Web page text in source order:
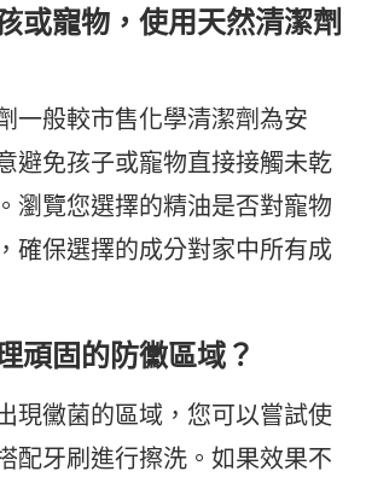
或寵物，使用天然清潔劑
一般較市售化學清潔劑為安
避免孩子或寵物直接接觸未乾
瀏覽您選擇的精油是否對寵物
確保選擇的成分對家中所有成
頑固的防黴區域？
現黴菌的區域，您可以嘗試使
配牙刷進行擦洗。如果效果不